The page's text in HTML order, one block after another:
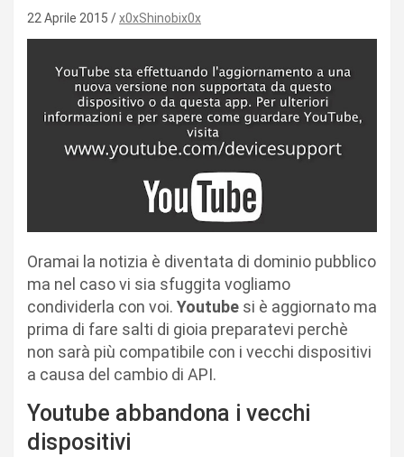
22 Aprile 2015 x0xShinobix0x
Oramai la notizia è diventata di dominio pubblico
ma nel caso vi sia sfuggita vogliamo
condividerla con voi. Youtube si è aggiornato ma
prima di fare salti di gioia preparatevi perchè
non sarà più compatibile con i vecchi dispositivi
a causa del cambio di API.
Youtube abbandona i vecchi
dispositivi